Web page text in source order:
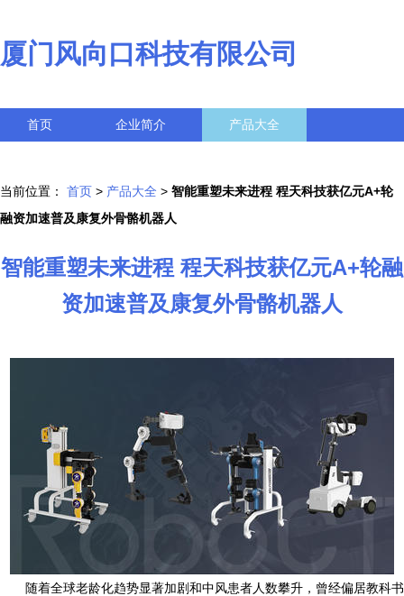
厦门风向口科技有限公司
首页 企业简介 产品大全
当前位置： 首页 > 产品大全 > 智能重塑未来进程 程天科技获亿元A+轮
融资加速普及康复外骨骼机器人
智能重塑未来进程 程天科技获亿元A+轮融
资加速普及康复外骨骼机器人
随着全球老龄化趋势显著加剧和中风患者人数攀升，曾经偏居教科书